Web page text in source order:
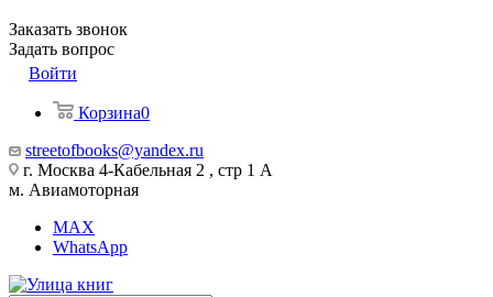
Заказать звонок
Задать вопрос
Войти
Корзина0
streetofbooks@yandex.ru
г. Москва 4-Кабельная 2 , стр 1 А
м. Авиамоторная
MAX
WhatsApp